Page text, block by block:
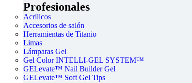
Profesionales
Acrilicos
Accesorios de salón
Herramientas de Titanio
Limas
Lámparas Gel
Gel Color INTELLI-GEL SYSTEM™
GELevate™ Nail Builder Gel
GELevate™ Soft Gel Tips